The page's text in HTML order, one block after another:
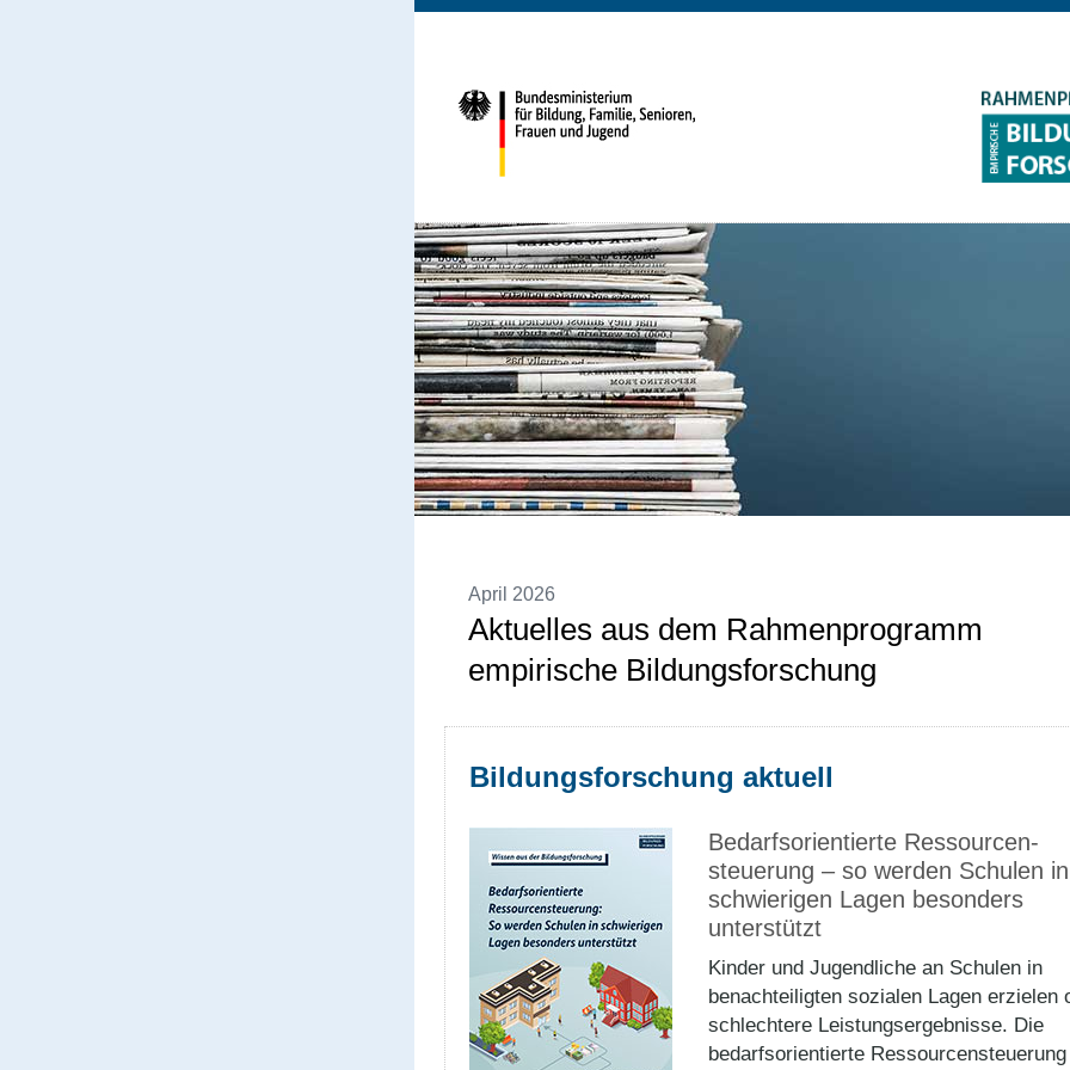
April 2026
Aktuelles aus dem Rahmenprogramm
empirische Bildungsforschung
Bildungsforschung aktuell
Bedarfsorientierte Ressourcen­
steuerung – so werden Schulen in
schwierigen Lagen besonders
unterstützt
Kinder und Jugendliche an Schulen in
benachteiligten sozialen Lagen erzielen
schlechtere Leistungsergebnisse. Die
bedarfsorientierte